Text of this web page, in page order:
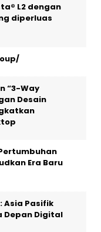
L2 dengan
diperluas
“3-Way
Desain
Era Baru
Asia Pasifik
Depan Digital